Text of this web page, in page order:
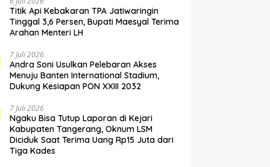
Titik Api Kebakaran TPA Jatiwaringin
Tinggal 3,6 Persen, Bupati Maesyal Terima
Arahan Menteri LH
7 Juli 2026
Andra Soni Usulkan Pelebaran Akses
Menuju Banten International Stadium,
Dukung Kesiapan PON XXIII 2032
7 Juli 2026
Ngaku Bisa Tutup Laporan di Kejari
Kabupaten Tangerang, Oknum LSM
Diciduk Saat Terima Uang Rp15 Juta dari
Tiga Kades